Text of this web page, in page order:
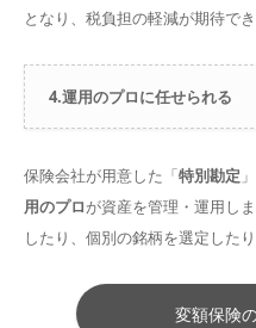
となり、税負担の軽減が期待でき
4.運用のプロに任せられる
保険会社が用意した「特別勘定
用のプロが資産を管理・運用し
したり、個別の銘柄を選定した
変額保険